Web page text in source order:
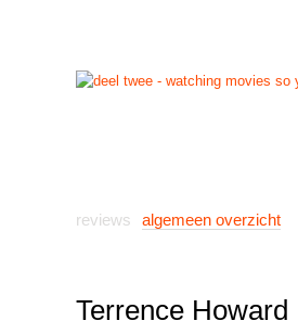
reviews algemeen overzicht
Terrence Howard